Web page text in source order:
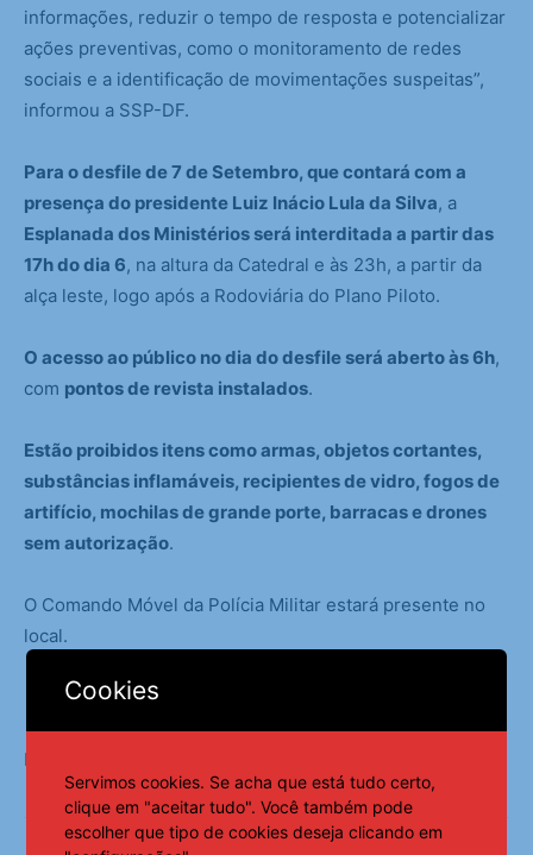
informações, reduzir o tempo de resposta e potencializar
ações preventivas, como o monitoramento de redes
sociais e a identificação de movimentações suspeitas”,
informou a SSP-DF.
Para o desfile de 7 de Setembro, que contará com a
presença do presidente Luiz Inácio Lula da Silva, a
Esplanada dos Ministérios será interditada a partir das
17h do dia 6, na altura da Catedral e às 23h, a partir da
alça leste, logo após a Rodoviária do Plano Piloto.
O acesso ao público no dia do desfile será aberto às 6h,
com pontos de revista instalados.
Estão proibidos itens como armas, objetos cortantes,
substâncias inflamáveis, recipientes de vidro, fogos de
artifício, mochilas de grande porte, barracas e drones
sem autorização.
O Comando Móvel da Polícia Militar estará presente no
local.
Fonte:
Cookies
Servimos cookies. Se acha que está tudo certo,
clique em "aceitar tudo". Você também pode
escolher que tipo de cookies deseja clicando em